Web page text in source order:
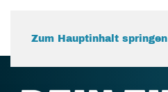
Zum Hauptinhalt springen